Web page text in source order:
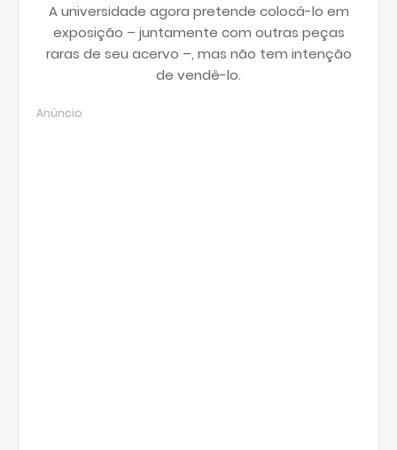
A universidade agora pretende colocá-lo em
exposição – juntamente com outras peças
raras de seu acervo –, mas não tem intenção
de vendê-lo.
Anúncio